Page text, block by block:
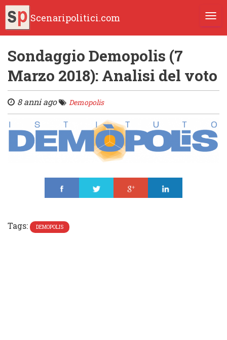
Scenaripolitici.com
Sondaggio Demopolis (7
Marzo 2018): Analisi del voto
8 anni ago Demopolis
Tags: DEMOPOLIS